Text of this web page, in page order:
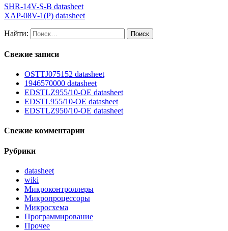
SHR-14V-S-B datasheet
XAP-08V-1(P) datasheet
Найти:
Свежие записи
OSTTJ075152 datasheet
1946570000 datasheet
EDSTLZ955/10-OE datasheet
EDSTL955/10-OE datasheet
EDSTLZ950/10-OE datasheet
Свежие комментарии
Рубрики
datasheet
wiki
Микроконтроллеры
Микропроцессоры
Микросхема
Программирование
Прочее